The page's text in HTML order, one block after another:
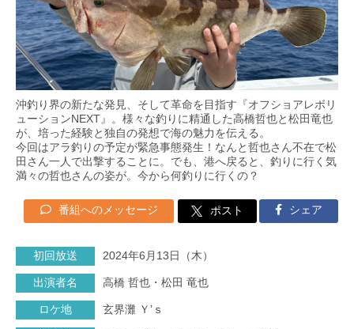
沖釣り界の新たな発見、そして革命を目指す『オフショアレボリ
ューションNEXT』。様々な釣りに精通した高橋哲也と松田竜也
が、培った経験と独自の発想で海の魅力を伝える。
今回はアラ釣りの予定が緊急事態発生！なんと哲也さん不在で松
田さん一人で出撃することに。でも、港へ戻ると、釣りに行く気
満々の哲也さんの姿が。今から何釣りに行くの？
番組へのメッセージ ポスト シェア
初回放送 2024年6月13日（木）
出演者名 高橋 哲也・松田 竜也
ロケ地 玄界灘 Ｙ’ｓ